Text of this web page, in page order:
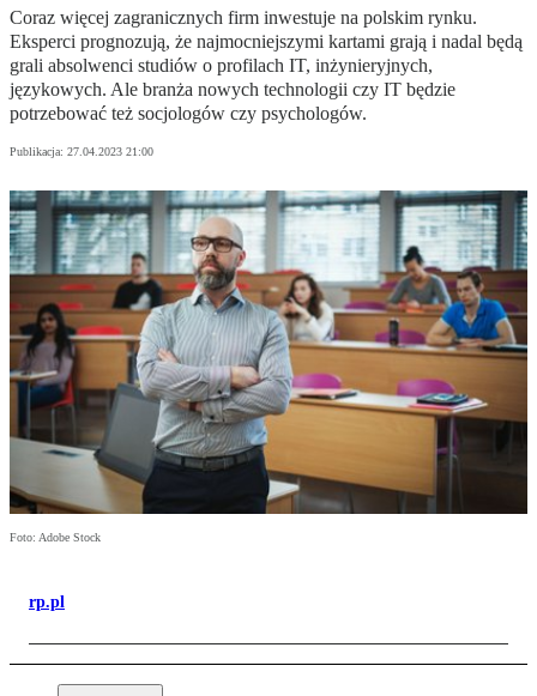
Coraz więcej zagranicznych firm inwestuje na polskim rynku.
Eksperci prognozują, że najmocniejszymi kartami grają i nadal będą
grali absolwenci studiów o profilach IT, inżynieryjnych,
językowych. Ale branża nowych technologii czy IT będzie
potrzebować też socjologów czy psychologów.
Publikacja: 27.04.2023 21:00
Foto: Adobe Stock
rp.pl